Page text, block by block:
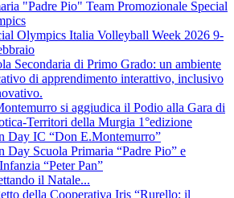
"Padre Pio" Team Promozionale Special
Olympics Italia Volleyball Week 2026 9-
Secondaria di Primo Grado: un ambiente
di apprendimento interattivo, inclusivo
si aggiudica il Podio alla Gara di
Territori della Murgia 1°edizione
Day IC “Don E.Montemurro”
Day Scuola Primaria “Padre Pio” e
“Peter Pan”
il Natale...
della Cooperativa Iris “Rurello: il